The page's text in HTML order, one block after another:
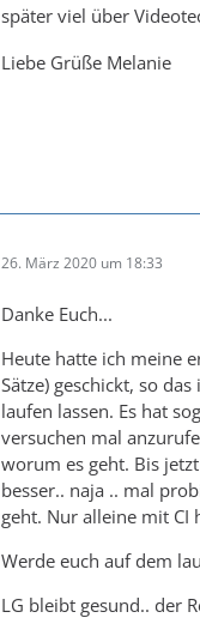
später viel über
Liebe Grüße Melanie
26. März 2020 um 18:33
Danke Euch...
Heute hatte ich meine
Sätze) geschickt, so
laufen lassen. Es hat
versuchen mal
worum es geht. Bis
besser.. naja .. mal
geht. Nur alleine mit
Werde euch auf dem
LG bleibt gesund.. der